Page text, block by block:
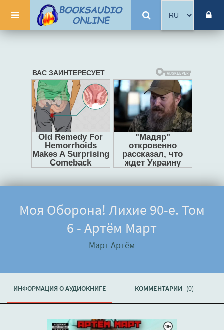
Моя Оборона! Лихие 90-е. Том
6 - Артём Март
Март Артём
ИНФОРМАЦИЯ О АУДИОКНИГЕ КОММЕНТАРИИ (0)